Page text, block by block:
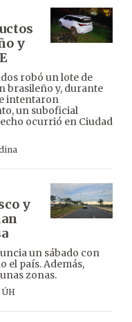
y
robó un lote de
brasileño y, durante
intentaron
un suboficial
ocurrió en Ciudad
y
un sábado con
el país. Además,
zonas.